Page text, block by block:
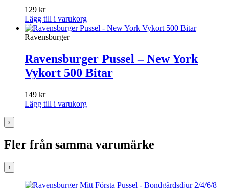
129 kr
Lägg till i varukorg
Ravensburger
Ravensburger Pussel – New York
Vykort 500 Bitar
149 kr
Lägg till i varukorg
›
Fler från samma varumärke
‹